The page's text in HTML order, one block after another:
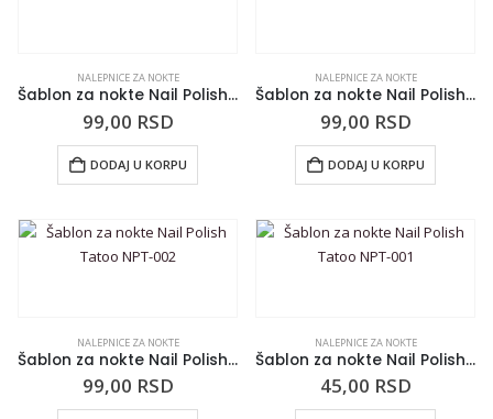
NALEPNICE ZA NOKTE
Šablon za nokte Nail Polish Tatoo NPT-004
99,00 RSD
DODAJ U KORPU
NALEPNICE ZA NOKTE
Šablon za nokte Nail Polish Tatoo NPT-003
99,00 RSD
DODAJ U KORPU
NALEPNICE ZA NOKTE
Šablon za nokte Nail Polish Tatoo NPT-002
99,00 RSD
NALEPNICE ZA NOKTE
Šablon za nokte Nail Polish Tatoo NPT-001
45,00 RSD